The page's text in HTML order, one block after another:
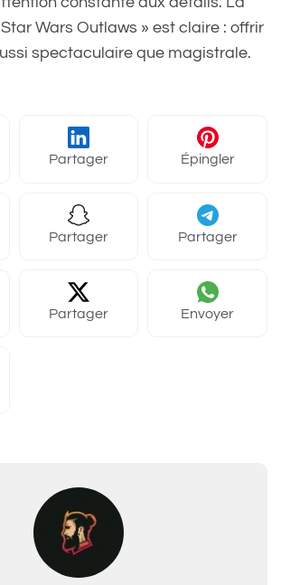
Wars Outlaws » est claire : offrir
spectaculaire que magistrale.
Partager Épingler
Partager Partager
Partager Envoyer